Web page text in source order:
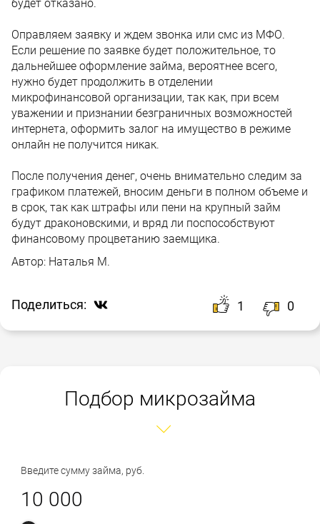
будет отказано.
Оправляем заявку и ждем звонка или смс из МФО.
Если решение по заявке будет положительное, то
дальнейшее оформление займа, вероятнее всего,
нужно будет продолжить в отделении
микрофинансовой организации, так как, при всем
уважении и признании безграничных возможностей
интернета, оформить залог на имущество в режиме
онлайн не получится никак.
После получения денег, очень внимательно следим за
графиком платежей, вносим деньги в полном объеме и
в срок, так как штрафы или пени на крупный займ
будут драконовскими, и вряд ли поспособствуют
финансовому процветанию заемщика.
Автор: Наталья М.
Поделиться: 1 0
Подбор микрозайма
Введите сумму займа, руб.